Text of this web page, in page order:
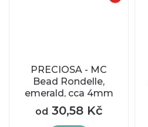
PRECIOSA - MC
Bead Rondelle,
emerald, cca 4mm
od 30,58 Kč